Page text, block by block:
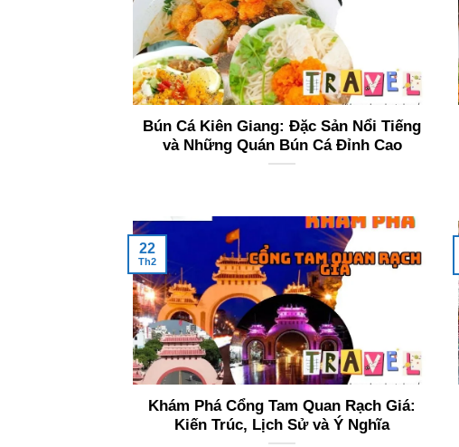
Bún Cá Kiên Giang: Đặc Sản Nổi Tiếng
và Những Quán Bún Cá Đỉnh Cao
Khám Phá Cổng Tam Quan Rạch Giá:
Kiến Trúc, Lịch Sử và Ý Nghĩa
22
Th2